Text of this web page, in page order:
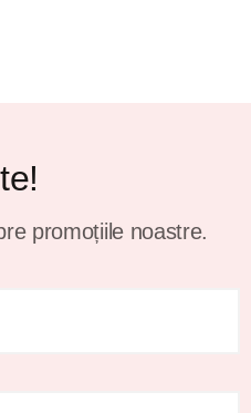
promoțiile noastre.